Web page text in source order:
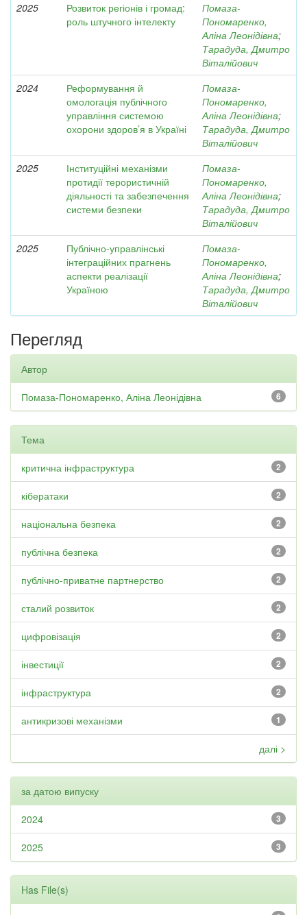
2025
Розвиток регіонів і громад:
роль штучного інтелекту
Помаза-
Пономаренко,
Аліна Леонідівна;
Тарадуда, Дмитро
Віталійович
2024
Реформування й
омологація публічного
управління системою
охорони здоров’я в Україні
Помаза-
Пономаренко,
Аліна Леонідівна;
Тарадуда, Дмитро
Віталійович
2025
Інституційні механізми
протидії терористичній
діяльності та забезпечення
системи безпеки
Помаза-
Пономаренко,
Аліна Леонідівна;
Тарадуда, Дмитро
Віталійович
2025
Публічно-управлінські
інтеграційних прагнень
аспекти реалізації
Україною
Помаза-
Пономаренко,
Аліна Леонідівна;
Тарадуда, Дмитро
Віталійович
Перегляд
Автор
6
Помаза-Пономаренко, Аліна Леонідівна
Тема
2
критична інфраструктура
2
кібератаки
2
національна безпека
2
публічна безпека
2
публічно-приватне партнерство
2
сталий розвиток
2
цифровізація
2
інвестиції
2
інфраструктура
1
антикризові механізми
далі >
за датою випуску
3
2024
3
2025
Has File(s)